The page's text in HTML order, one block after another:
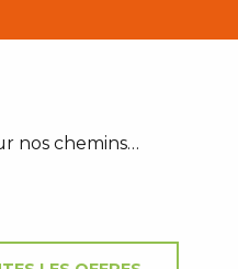
nos chemins…